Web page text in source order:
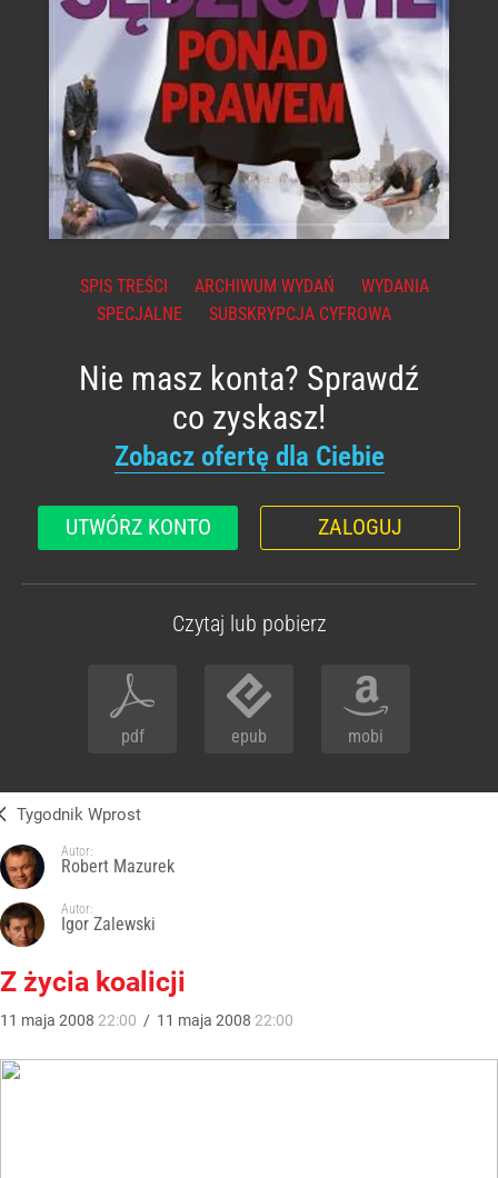
SPIS TREŚCI ARCHIWUM WYDAŃ
WYDANIA
SPECJALNE
SUBSKRYPCJA CYFROWA
Nie masz konta? Sprawdź
co zyskasz!
Zobacz ofertę dla Ciebie
UTWÓRZ KONTO ZALOGUJ
Czytaj lub pobierz
pdf epub mobi
Tygodnik Wprost
Autor:
Robert Mazurek
Autor:
Igor Zalewski
Z życia koalicji
11 maja 2008 22:00 / 11 maja 2008 22:00